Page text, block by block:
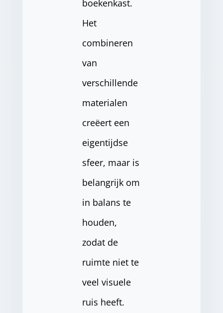
boekenkast.
Het
combineren
van
verschillende
materialen
creëert een
eigentijdse
sfeer, maar is
belangrijk om
in balans te
houden,
zodat de
ruimte niet te
veel visuele
ruis heeft.